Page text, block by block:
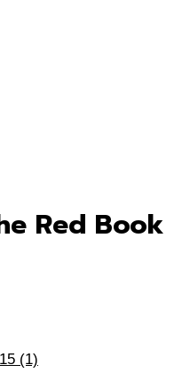
Red Book
(1)